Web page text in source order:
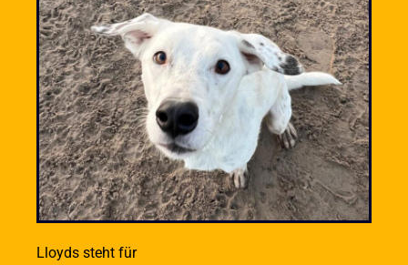
Lloyds steht für